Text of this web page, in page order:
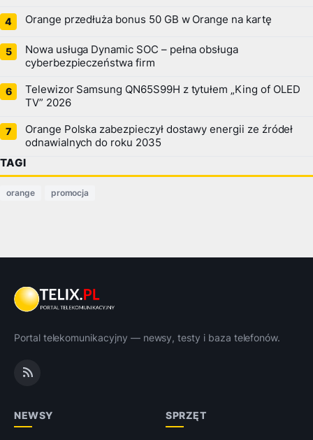
Orange przedłuża bonus 50 GB w Orange na kartę
Nowa usługa Dynamic SOC – pełna obsługa
cyberbezpieczeństwa firm
Telewizor Samsung QN65S99H z tytułem „King of OLED
TV” 2026
Orange Polska zabezpieczył dostawy energii ze źródeł
odnawialnych do roku 2035
TAGI
orange promocja
Portal telekomunikacyjny — newsy, testy i baza telefonów.
NEWSY SPRZĘT